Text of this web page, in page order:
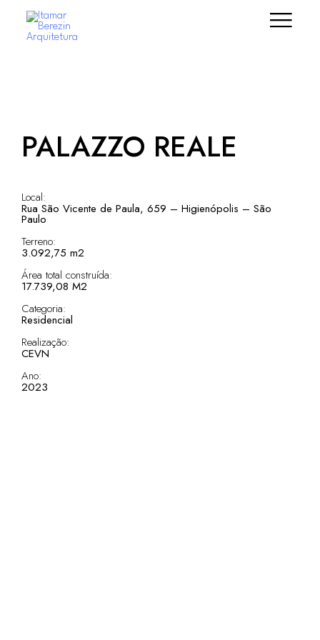
PALAZZO REALE
Local:
Rua São Vicente de Paula, 659 – Higienópolis – São
Paulo
Terreno:
3.092,75 m2
Área total construída:
17.739,08 M2
Categoria:
Residencial
Realização:
CEVN
Ano:
2023